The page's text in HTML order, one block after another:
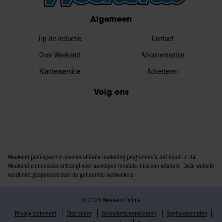
partners kunnen deze gegevens combineren met andere
informatie die u aan ze heeft verstrekt of die ze hebben
gaat akkoord met onze cookies als u onze website blijft
gebruiken.
Algemeen
Tip de redactie
Over Weekend
Klantenservice
Contact
Abonnementen
Adverteren
Volg ons
Weekend participeert in diverse affiliate marketing programma’s, dat houdt in dat
Weekend commissies ontvangt voor aankopen middels links van retailers. Deze website
wordt niet gesponsord door de genoemde webwinkels.
© 2026 Weekend Online
Privacy statement
Disclaimer Gebruikersvoorwaarden
Spelvoorwaarden